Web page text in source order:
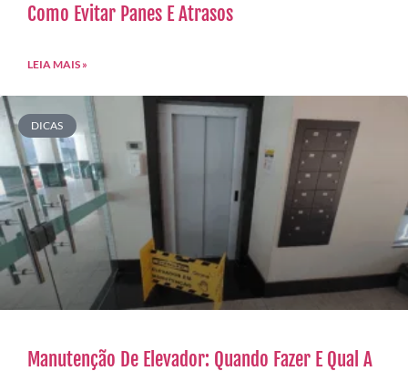
Como Evitar Panes E Atrasos
LEIA MAIS »
DICAS
Manutenção De Elevador: Quando Fazer E Qual A